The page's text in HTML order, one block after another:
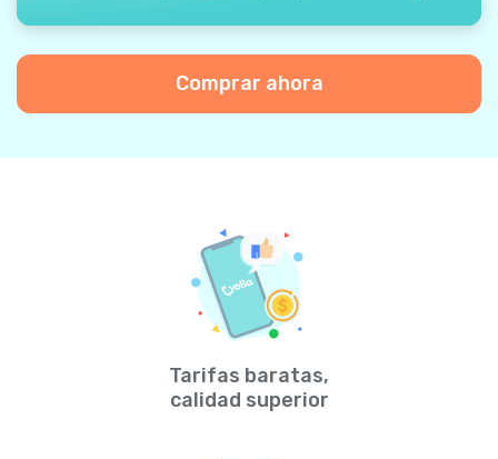
Comprar ahora
Tarifas baratas,
calidad superior